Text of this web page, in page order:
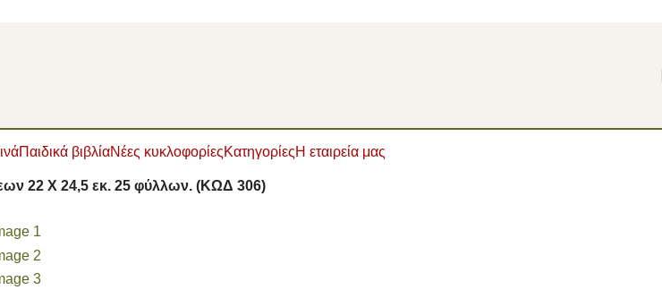
Παιδικά βιβλίαΝέες κυκλοφορίεςΚατηγορίεςΗ εταιρεία μας
22 X 24,5 εκ. 25 φύλλων. (ΚΩΔ 306)